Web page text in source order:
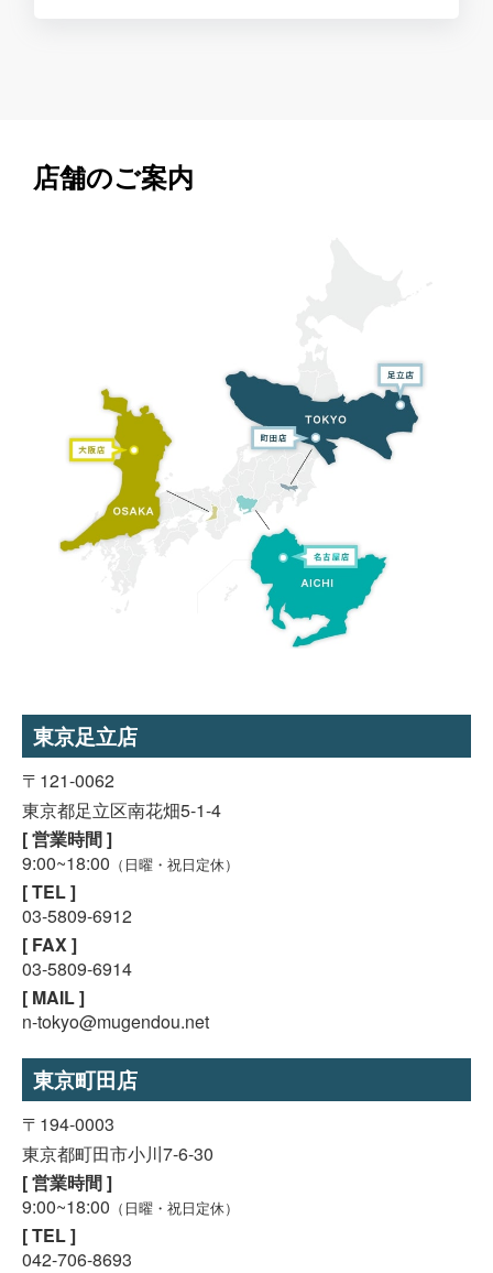
店舗のご案内
東京足立店
〒121-0062
東京都足立区南花畑5-1-4
[ 営業時間 ]
9:00~18:00 （日曜・祝日定休）
[ TEL ]
03-5809-6912
[ FAX ]
03-5809-6914
[ MAIL ]
n-tokyo@mugendou.net
東京町田店
〒194-0003
東京都町田市小川7-6-30
[ 営業時間 ]
9:00~18:00 （日曜・祝日定休）
[ TEL ]
042-706-8693